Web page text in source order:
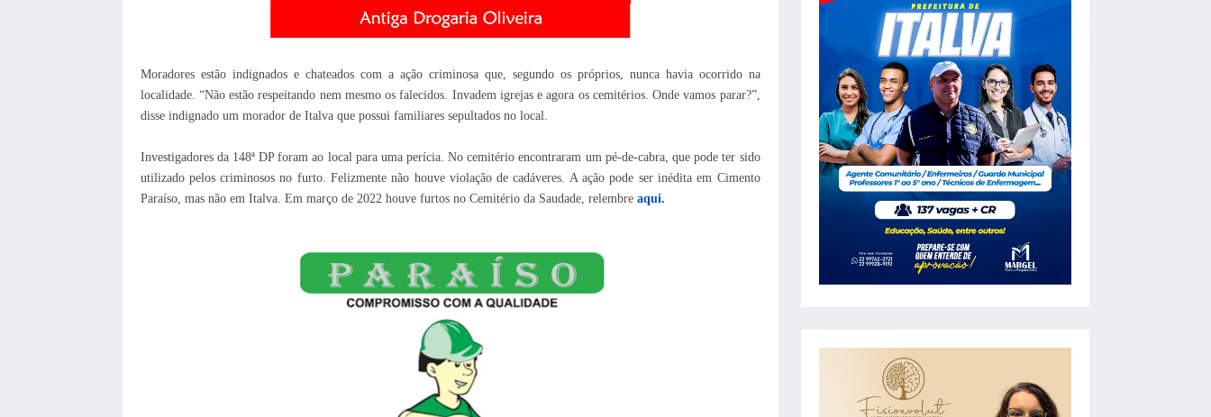
Moradores estão indignados e chateados com a ação criminosa que, segundo os próprios, nunca havia ocorrido na
localidade. “Não estão respeitando nem mesmo os falecidos. Invadem igrejas e agora os cemitérios. Onde vamos parar?”,
disse indignado um morador de Italva que possui familiares sepultados no local.
Investigadores da 148ª DP foram ao local para uma perícia. No cemitério encontraram um pé-de-cabra, que pode ter sido
utilizado pelos criminosos no furto. Felizmente não houve violação de cadáveres. A ação pode ser inédita em Cimento
Paraíso, mas não em Italva. Em março de 2022 houve furtos no Cemitério da Saudade, relembre aqui.